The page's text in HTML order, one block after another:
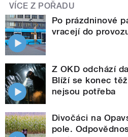
VÍCE Z POŘADU
Po prázdninové
vracejí do
Z OKD odchází
Blíží se konec
nejsou potřeba
Divočáci na
pole.